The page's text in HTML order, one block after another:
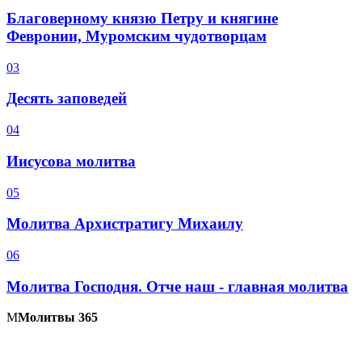
Благоверному князю Петру и княгине
Февронии, Муромским чудотворцам
03
Десять заповедей
04
Иисусова молитва
05
Молитва Архистратигу Михаилу
06
Молитва Господня. Отче наш - главная молитва
ММолитвы 365